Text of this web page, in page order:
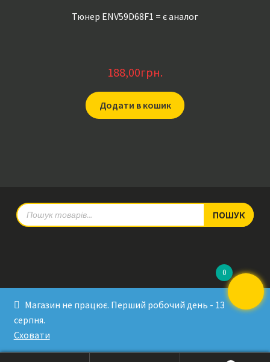
Магазин не працює. Перший робочий день - 13
серпня.
Сховати
Тюнер ENV59D68F1 = є аналог
188,00грн.
Додати в кошик
Products
search
ПОШУК
Developed by Sergey Krinitsa
0